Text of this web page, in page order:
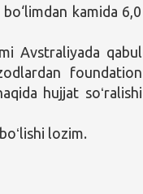
kamida 6,0
Avstraliyada qabul
foundation
hujjat soʻralishi
lozim.